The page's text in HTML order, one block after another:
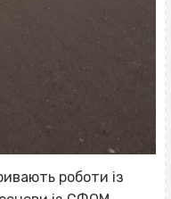
роботи із